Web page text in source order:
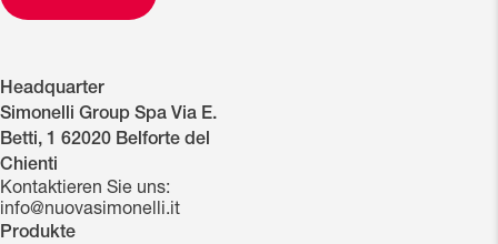
Headquarter
Simonelli Group Spa Via E.
Betti, 1 62020 Belforte del
Chienti
Kontaktieren Sie uns:
info@nuovasimonelli.it
Produkte